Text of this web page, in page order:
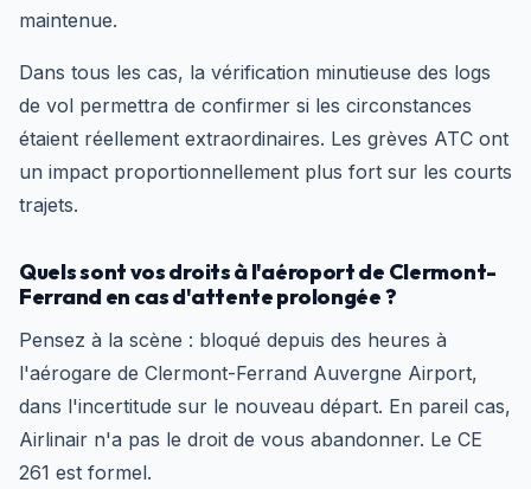
maintenue.
Dans tous les cas, la vérification minutieuse des logs
de vol permettra de confirmer si les circonstances
étaient réellement extraordinaires. Les grèves ATC ont
un impact proportionnellement plus fort sur les courts
trajets.
Quels sont vos droits à l'aéroport de Clermont-
Ferrand en cas d'attente prolongée ?
Pensez à la scène : bloqué depuis des heures à
l'aérogare de Clermont-Ferrand Auvergne Airport,
dans l'incertitude sur le nouveau départ. En pareil cas,
Airlinair n'a pas le droit de vous abandonner. Le CE
261 est formel.